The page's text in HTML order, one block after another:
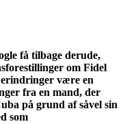
få tilbage derude,
om Fidel
erindringer være en
fra en mand, der
på grund af såvel sin
som